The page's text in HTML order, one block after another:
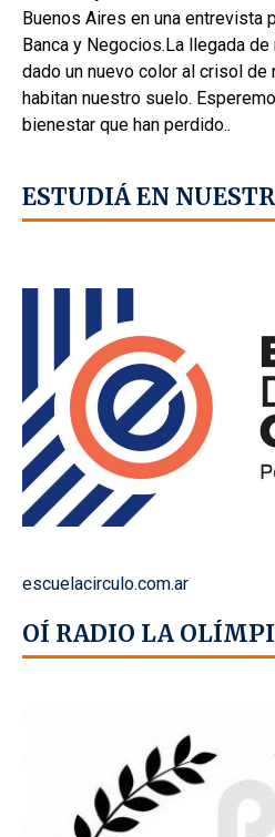
Buenos Aires en una entrevista
Banca y Negocios.La llegada
dado un nuevo color al crisol de
habitan nuestro suelo.
bienestar que han perdido..
ESTUDIÁ EN
escuelacirculo.com.ar
OÍ RADIO LA